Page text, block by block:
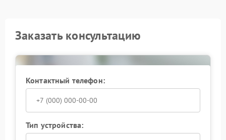
Заказать консультацию
Контактный телефон:
Тип устройства: